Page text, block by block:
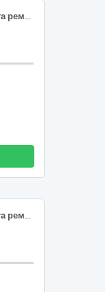
Послуги з технічного обслуговування та ремонту систем газопостачання об’єктів поштового зв’язку Дніпропетровської області
Послуги з технічного обслуговування та ремонту систем газопостачання об’єктів поштового зв’язку Чернівецької області